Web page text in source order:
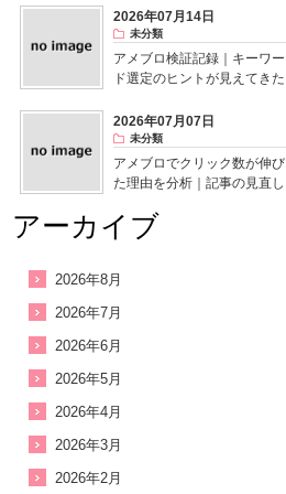
2026年07月14日
未分類
アメブロ検証記録｜キーワー
ド選定のヒントが見えてきた
2026年07月07日
未分類
アメブロでクリック数が伸び
た理由を分析｜記事の見直し
アーカイブ
2026年8月
2026年7月
2026年6月
2026年5月
2026年4月
2026年3月
2026年2月